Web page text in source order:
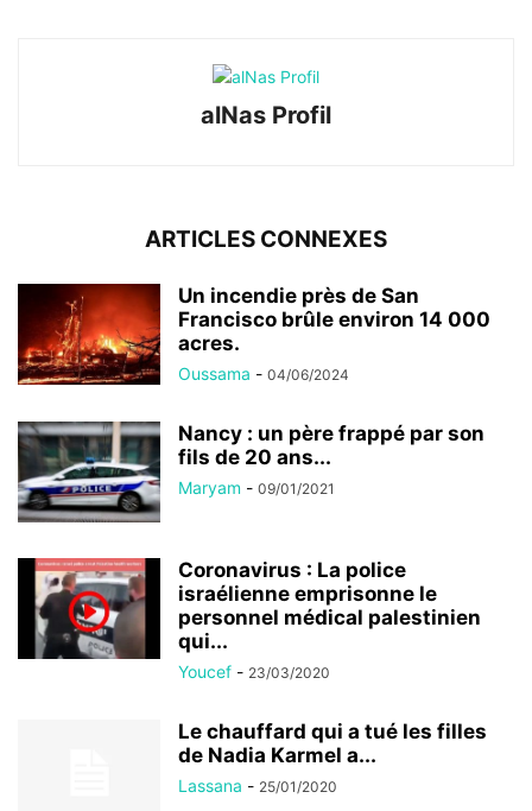
alNas Profil
ARTICLES CONNEXES
Un incendie près de San
Francisco brûle environ 14 000
acres.
Oussama - 04/06/2024
Nancy : un père frappé par son
fils de 20 ans...
Maryam - 09/01/2021
Coronavirus : La police
israélienne emprisonne le
personnel médical palestinien
qui...
Youcef - 23/03/2020
Le chauffard qui a tué les filles
de Nadia Karmel a...
Lassana - 25/01/2020